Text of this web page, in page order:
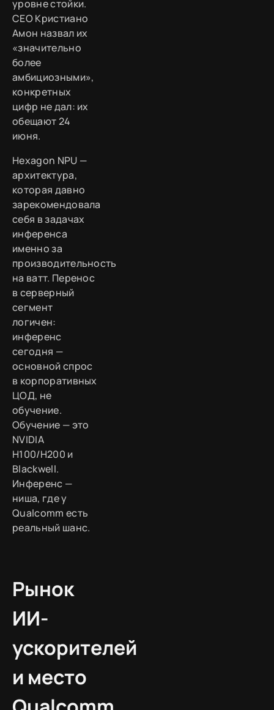
уровне стойки.
CEO Кристиано
Амон назвал их
«значительно
более
амбициозными»,
конкретных
цифр не дал: их
обещают 24
июня.
Hexagon NPU —
архитектура,
которая давно
зарекомендовала
себя в задачах
инференса
именно за
производительность
на ватт. Перенос
в серверный
сегмент
логичен:
инференс
сегодня —
основной спрос
в корпоративных
ЦОД, не
обучение.
Обучение — это
NVIDIA
H100/H200 и
Blackwell.
Инференс —
ниша, где у
Qualcomm есть
реальный шанс.
Рынок
ИИ-
ускорителей
и место